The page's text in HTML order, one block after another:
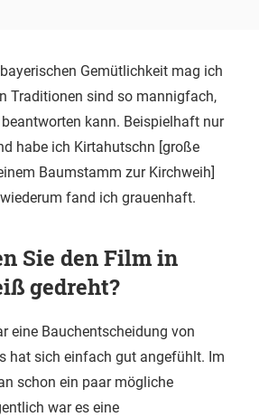
Gemütlichkeit mag ich
Traditionen sind so mannigfach,
kann. Beispielhaft nur
habe ich Kirtahutschn [große
Baumstamm zur Kirchweih]
fand ich grauenhaft.
Sie den Film in
gedreht?
eine Bauchentscheidung von
hat sich einfach gut angefühlt. Im
schon ein paar mögliche
war es eine